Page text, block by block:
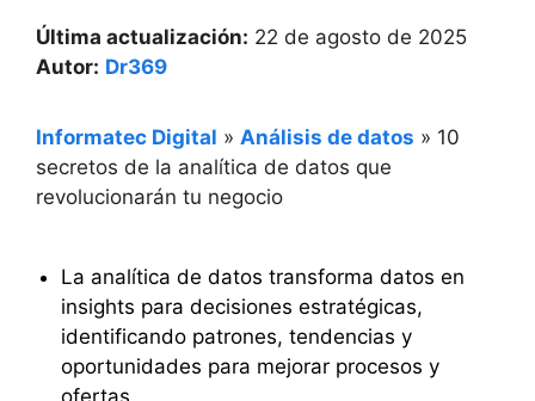
Última actualización: 22 de agosto de 2025
Autor: Dr369
Informatec Digital » Análisis de datos » 10
secretos de la analítica de datos que
revolucionarán tu negocio
La analítica de datos transforma datos en
insights para decisiones estratégicas,
identificando patrones, tendencias y
oportunidades para mejorar procesos y
ofertas.